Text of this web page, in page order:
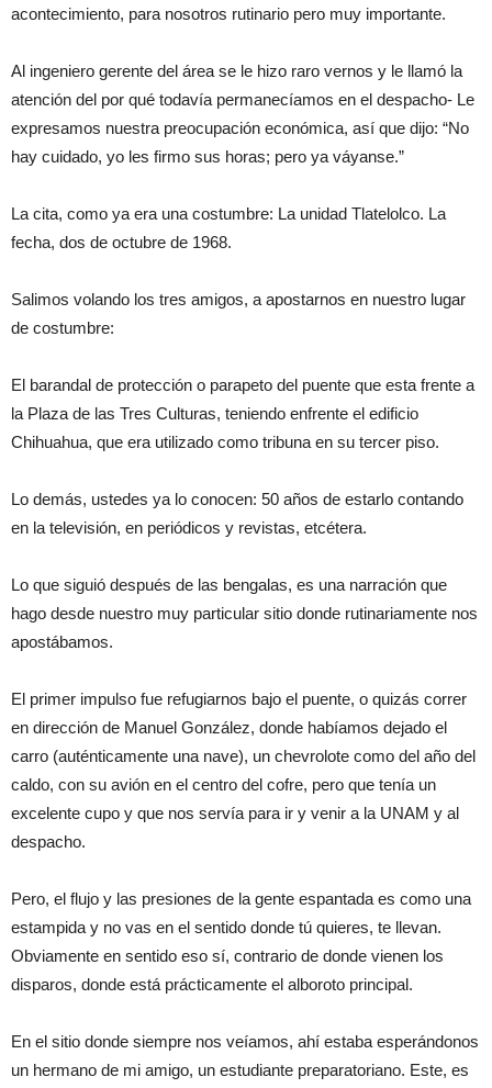
acontecimiento, para nosotros rutinario pero muy importante.
Al ingeniero gerente del área se le hizo raro vernos y le llamó la
atención del por qué todavía permanecíamos en el despacho- Le
expresamos nuestra preocupación económica, así que dijo: “No
hay cuidado, yo les firmo sus horas; pero ya váyanse.”
La cita, como ya era una costumbre: La unidad Tlatelolco. La
fecha, dos de octubre de 1968.
Salimos volando los tres amigos, a apostarnos en nuestro lugar
de costumbre:
El barandal de protección o parapeto del puente que esta frente a
la Plaza de las Tres Culturas, teniendo enfrente el edificio
Chihuahua, que era utilizado como tribuna en su tercer piso.
Lo demás, ustedes ya lo conocen: 50 años de estarlo contando
en la televisión, en periódicos y revistas, etcétera.
Lo que siguió después de las bengalas, es una narración que
hago desde nuestro muy particular sitio donde rutinariamente nos
apostábamos.
El primer impulso fue refugiarnos bajo el puente, o quizás correr
en dirección de Manuel González, donde habíamos dejado el
carro (auténticamente una nave), un chevrolote como del año del
caldo, con su avión en el centro del cofre, pero que tenía un
excelente cupo y que nos servía para ir y venir a la UNAM y al
despacho.
Pero, el flujo y las presiones de la gente espantada es como una
estampida y no vas en el sentido donde tú quieres, te llevan.
Obviamente en sentido eso sí, contrario de donde vienen los
disparos, donde está prácticamente el alboroto principal.
En el sitio donde siempre nos veíamos, ahí estaba esperándonos
un hermano de mi amigo, un estudiante preparatoriano. Este, es